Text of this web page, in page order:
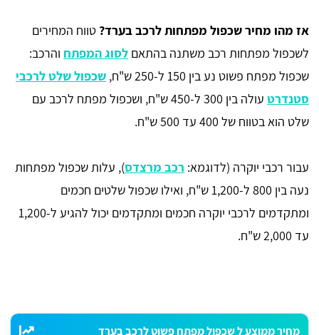
אז מהו מחיר שכפול מפתחות לרכב בערד? טווח המחירים
לשכפול מפתחות רכב משתנה בהתאם לסוג המפתח והרכב:
שכפול מפתח פשוט נע בין 150 ל-250 ש"ח,
שכפול שלט לרכבי
סטנדרט
עולה בין 300 ל-450 ש"ח, ושכפול מפתח לרכב עם
שלט הוא בטווח של 400 עד 500 ש"ח.
עבור רכבי יוקרה (לדוגמא: רכב מרצדס), עלות שכפול מפתחות
נעה בין 800 ל-1,200 ש"ח, ואילו שכפול שלטים חכמים
ומתקדמים לרכבי יוקרה חכמים ומתקדמים יכול להגיע ל-1,200
עד 2,000 ש"ח.
מחיר ממוצע ל שכפול מפתח פשוט לרכב בערד